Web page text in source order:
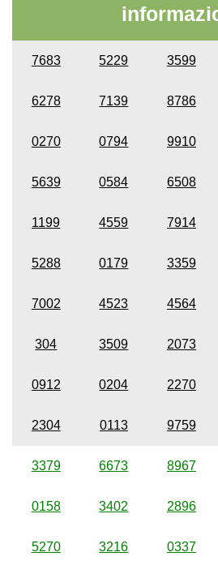
7683 5229 3599
6278 7139 8786
0270 0794 9910
5639 0584 6508
1199 4559 7914
5288 0179 3359
7002 4523 4564
304 3509 2073
0912 0204 2270
2304 0113 9759
3379 6673 8967
0158 3402 2896
5270 3216 0337